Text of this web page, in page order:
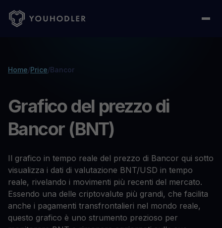
Home/Price/Bancor
Grafico del prezzo di
Bancor (BNT)
Il grafico in tempo reale del prezzo di Bancor qui sotto
visualizza i dati di valutazione BNT/USD in tempo
reale, rivelando i movimenti più recenti del mercato.
Essendo una delle criptovalute più grandi, che facilita
anche i pagamenti transfrontalieri nel mondo reale,
questo grafico è uno strumento prezioso per